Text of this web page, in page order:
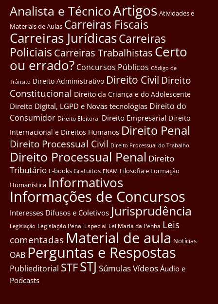
Analista e TécnicoArtigos Atividades e
Materiais de Aulas Carreiras Fiscais
Carreiras JurídicasCarreiras
Policiais Carreiras Trabalhistas Certo
ou errado? Concursos Públicos Côdigo de
Trânsito Direito Administrativo Direito Civil Direito
Constitucional Direito da Criança e do Adolescente
Direito Digital, LGPD e Novas tecnológias Direito do
Consumidor Direito Eleitoral Direito Empresarial Direito
Internacional e Direitos Humanos Direito Penal
Direito Processual Civil Direito Processual do Trabalho
Direito Processual Penal Direito
Tributário E-books Gratuitos ENAM Filosofia e Formação
Humanística Informativos
Informações de Concursos
Interesses Difusos e Coletivos Jurisprudência
Legislação Legislação Penal Especial Lei Maria da Penha Leis
comentadas Material de aula Notícias
OAB Perguntas e Respostas
Publieditorial STFSTJ SúmulasVídeos Áudio e
Podcasts